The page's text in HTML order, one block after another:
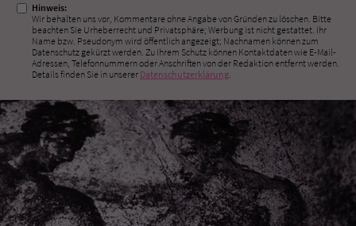
Hinweis:
Wir behalten uns vor, Kommentare ohne Angabe von Gründen zu löschen. Bitte
beachten Sie Urheberrecht und Privatsphäre; Werbung ist nicht gestattet. Ihr
Name bzw. Pseudonym wird öffentlich angezeigt; Nachnamen können zum
Datenschutz gekürzt werden. Zu Ihrem Schutz können Kontaktdaten wie E-Mail-
Adressen, Telefonnummern oder Anschriften von der Redaktion entfernt werden.
Details finden Sie in unserer Datenschutzerklärung